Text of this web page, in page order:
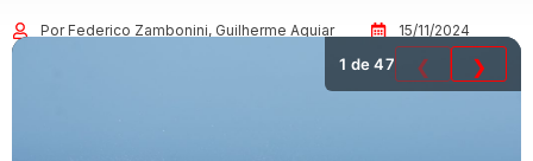
Por Federico Zambonini, Guilherme Aguiar 15/11/2024
1 de 47 ❮ ❯